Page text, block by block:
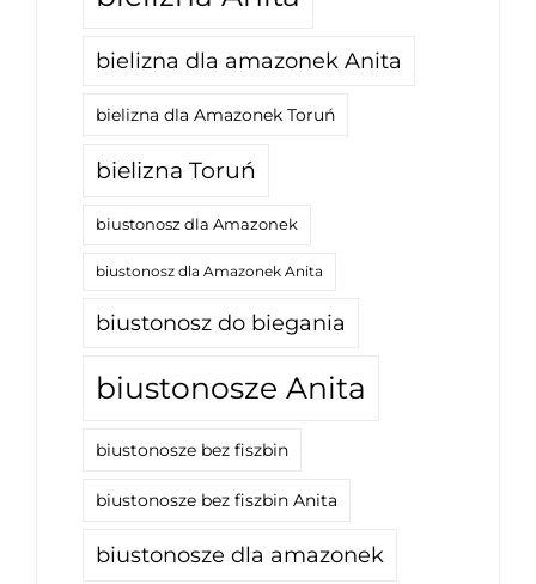
bielizna dla amazonek Anita
bielizna dla Amazonek Toruń
bielizna Toruń
biustonosz dla Amazonek
biustonosz dla Amazonek Anita
biustonosz do biegania
biustonosze Anita
biustonosze bez fiszbin
biustonosze bez fiszbin Anita
biustonosze dla amazonek